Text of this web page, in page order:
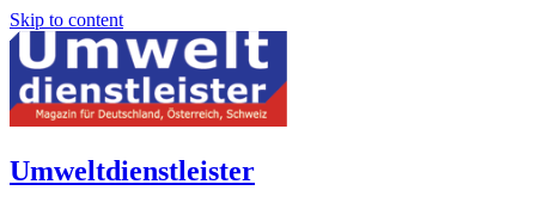
Skip to content
Umweltdienstleister